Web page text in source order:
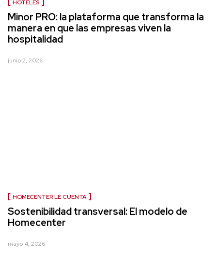
HOTELES
Minor PRO: la plataforma que transforma la
manera en que las empresas viven la
hospitalidad
junio 2, 2026
HOMECENTER LE CUENTA
Sostenibilidad transversal: El modelo de
Homecenter
mayo 4, 2026